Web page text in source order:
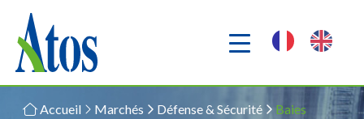
Accueil Marchés Défense & Sécurité Baies